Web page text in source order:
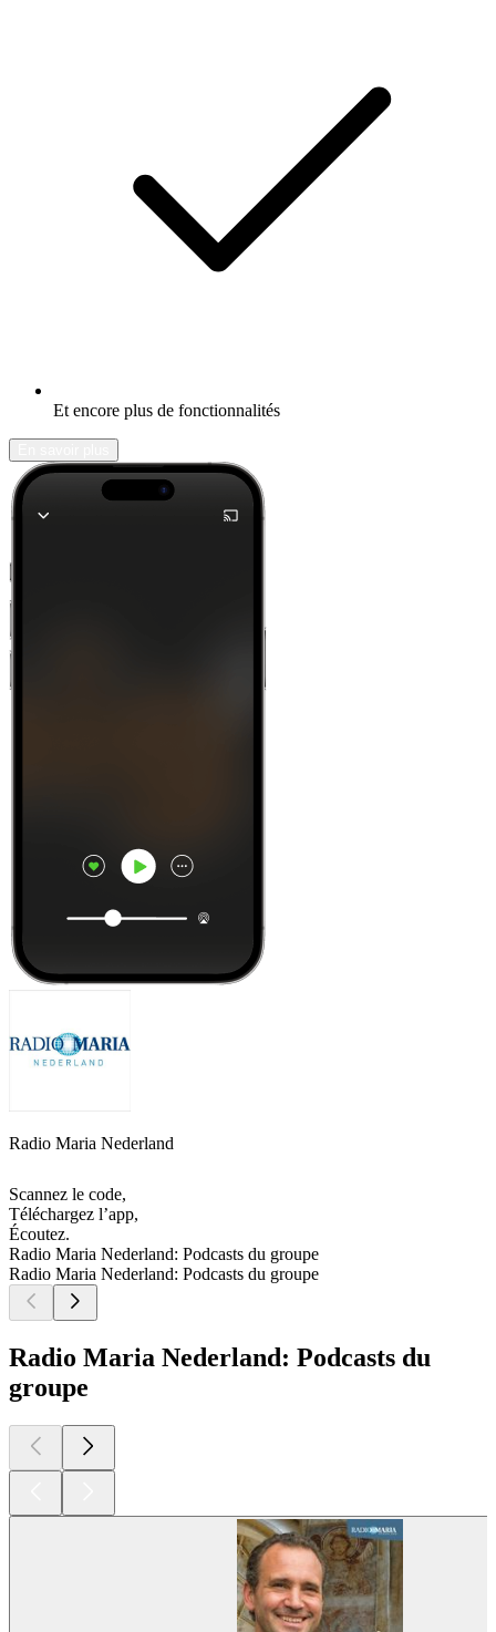
Et encore plus de fonctionnalités
Radio Maria Nederland
Scannez le code,
Téléchargez l’app,
Écoutez.
Radio Maria Nederland: Podcasts du groupe
Radio Maria Nederland: Podcasts du groupe
Radio Maria Nederland: Podcasts du
groupe